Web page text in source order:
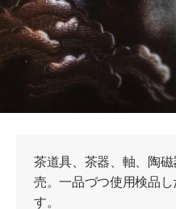
茶道具、茶器、軸、陶
売。一品づつ使用検品
す。